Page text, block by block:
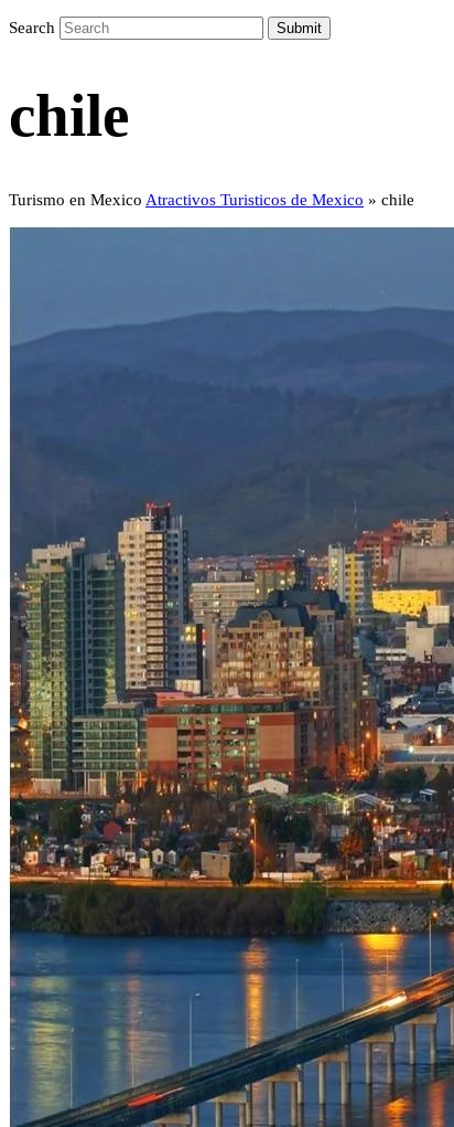
Search Submit
chile
Turismo en Mexico Atractivos Turisticos de Mexico » chile